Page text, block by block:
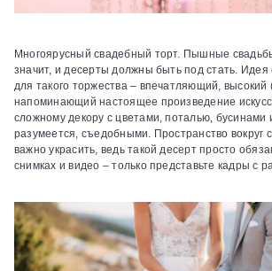
Многоярусный свадебный торт. Пышные
значит, и десерты должны быть под стать. Идея
для такого торжества – впечатляющий, высокий
напоминающий настоящее произведение
сложному декору с цветами, поталью, бусинами
разумеется, съедобными. Пространство вокруг
важно украсить, ведь такой десерт просто
снимках и видео – только представьте кадры с